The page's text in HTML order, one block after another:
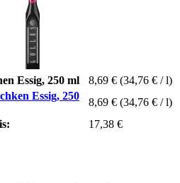
Essig, 250 ml 8,69 € (34,76 € / l)
Essig, 250
8,69 € (34,76 € / l)
17,38 €